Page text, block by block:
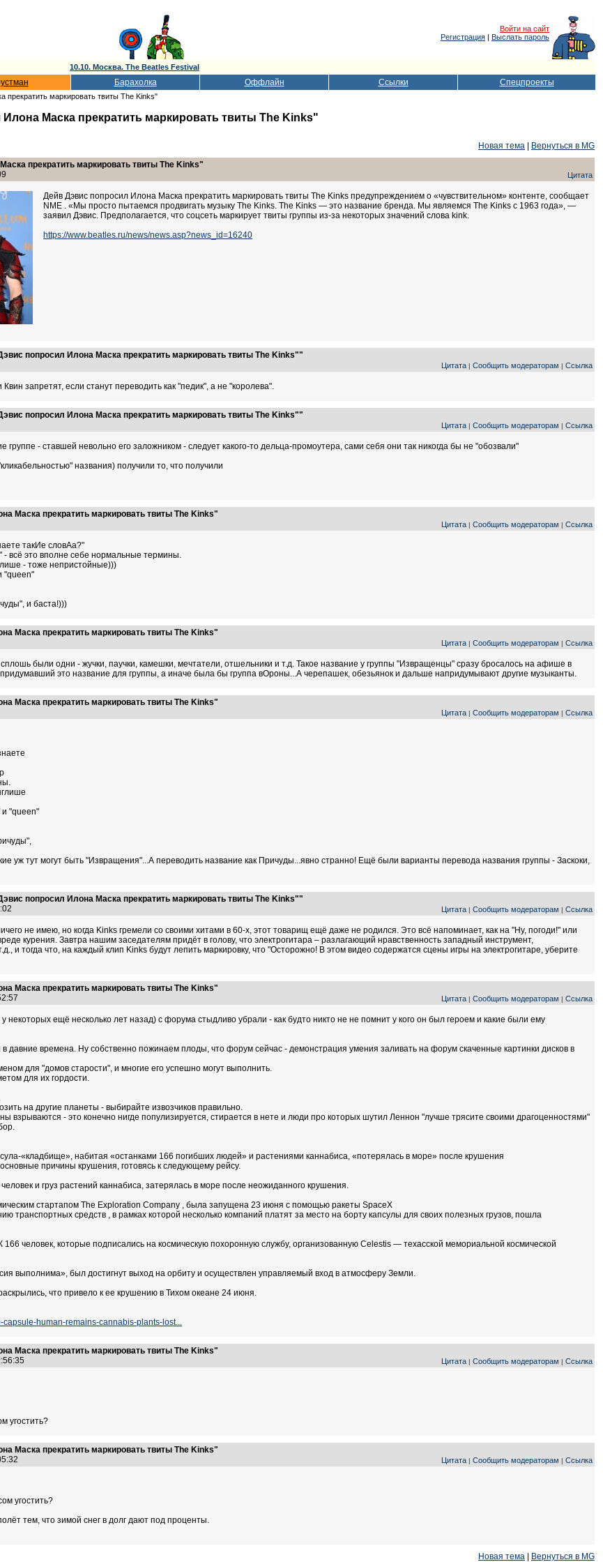
Войти на сайт
Регистрация | Выслать пароль
10.10. Москва. The Beatles Festival
Барахолка Оффлайн Ссылки Спецпроекты
маркировать твиты The Kinks"
Маска прекратить маркировать твиты The Kinks"
Новая тема
Вернуться в MG
прекратить маркировать твиты The Kinks"
Цитата
Дейв Дэвис попросил Илона Маска прекратить маркировать твиты The Kinks предупреждением о «чувствительном» контенте, сообщает
NME . «Мы просто пытаемся продвигать музыку The Kinks. The Kinks — это название бренда. Мы являемся The Kinks с 1963 года», —
заявил Дэвис. Предполагается, что соцсеть маркирует твиты группы из-за некоторых значений слова kink.
https://www.beatles.ru/news/news.asp?news_id=16240
попросил Илона Маска прекратить маркировать твиты The Kinks""
Цитата | Сообщить модераторам | Ссылка
запретят, если станут переводить как "педик", а не "королева".
попросил Илона Маска прекратить маркировать твиты The Kinks""
Цитата | Сообщить модераторам | Ссылка
группе - ставшей невольно его заложником - следует какого-то дельца-промоутера, сами себя они так никогда бы не "обозвали"
названия) получили то, что получили
Маска прекратить маркировать твиты The Kinks"
Цитата | Сообщить модераторам | Ссылка
такИе словАа?"
- всё это вполне себе нормальные термины.
- тоже непристойные)))
"queen"
и баста!)))
Маска прекратить маркировать твиты The Kinks"
Цитата | Сообщить модераторам | Ссылка
сплошь были одни - жучки, паучки, камешки, мечтатели, отшельники и т.д. Такое название у группы "Извращенцы" сразу бросалось на афише в
это название для группы, а иначе была бы группа вОроны...А черепашек, обезьянок и дальше напридумывают другие музыканты.
Маска прекратить маркировать твиты The Kinks"
Цитата | Сообщить модераторам | Ссылка
и "queen"
уж тут могут быть "Извращения"...А переводить название как Причуды...явно странно! Ещё были варианты перевода названия группы - Заскоки,
попросил Илона Маска прекратить маркировать твиты The Kinks""
Цитата | Сообщить модераторам | Ссылка
не имею, но когда Kinks гремели со своими хитами в 60-х, этот товарищ ещё даже не родился. Это всё напоминает, как на "Ну, погоди!" или
курения. Завтра нашим заседателям придёт в голову, что электрогитара – разлагающий нравственность западный инструмент,
и тогда что, на каждый клип Kinks будут лепить маркировку, что "Осторожно! В этом видео содержатся сцены игры на электрогитаре, уберите
Маска прекратить маркировать твиты The Kinks"
Цитата | Сообщить модераторам | Ссылка
ещё несколько лет назад) с форума стыдливо убрали - как будто никто не не помнит у кого он был героем и какие были ему
давние времена. Ну собственно пожинаем плоды, что форум сейчас - демонстрация умения заливать на форум скаченные картинки дисков в
для "домов старости", и многие его успешно могут выполнить.
для их гордости.
на другие планеты - выбирайте извозчиков правильно.
взрываются - это конечно нигде популизируется, стирается в нете и люди про которых шутил Леннон "лучше трясите своими драгоценностями"
«кладбище», набитая «останками 166 погибших людей» и растениями каннабиса, «потерялась в море» после крушения
причины крушения, готовясь к следующему рейсу.
и груз растений каннабиса, затерялась в море после неожиданного крушения.
стартапом The Exploration Company , была запущена 23 июня с помощью ракеты SpaceX
транспортных средств , в рамках которой несколько компаний платят за место на борту капсулы для своих полезных грузов, пошла
человек, которые подписались на космическую похоронную службу, организованную Celestis — техасской мемориальной космической
выполнима», был достигнут выход на орбиту и осуществлен управляемый вход в атмосферу Земли.
что привело к ее крушению в Тихом океане 24 июня.
human-remains-cannabis-plants-lost...
Маска прекратить маркировать твиты The Kinks"
Цитата | Сообщить модераторам | Ссылка
угостить?
Маска прекратить маркировать твиты The Kinks"
Цитата | Сообщить модераторам | Ссылка
угостить?
тем, что зимой снег в долг дают под проценты.
Новая тема Вернуться в MG